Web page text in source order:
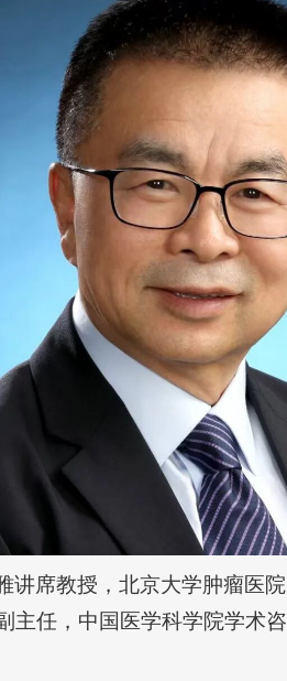
讲席教授，北京大学肿瘤医
主任，中国医学科学院学术